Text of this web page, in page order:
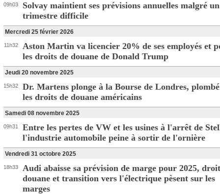
09h03
Solvay maintient ses prévisions annuelles malgré un
trimestre difficile
Mercredi 25 février 2026
11h32
Aston Martin va licencier 20% de ses employés et
les droits de douane de Donald Trump
Jeudi 20 novembre 2025
15h32
Dr. Martens plonge à la Bourse de Londres,
les droits de douane américains
Samedi 08 novembre 2025
09h31
Entre les pertes de VW et les usines à l'arrêt de
l'industrie automobile peine à sortir de l'ornière
Vendredi 31 octobre 2025
18h33
Audi abaisse sa prévision de marge pour 2025,
douane et transition vers l'électrique pèsent sur les
marges